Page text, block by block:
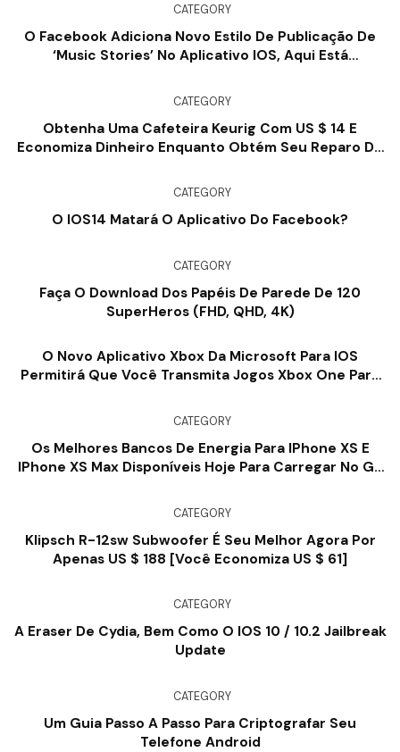
CATEGORY
O Facebook Adiciona Novo Estilo De Publicação De
‘Music Stories’ No Aplicativo IOS, Aqui Está
CATEGORY
Obtenha Uma Cafeteira Keurig Com US $ 14 E
Economiza Dinheiro Enquanto Obtém Seu Reparo De
CATEGORY
O IOS14 Matará O Aplicativo Do Facebook?
CATEGORY
Faça O Download Dos Papéis De Parede De 120
SuperHeros (FHD, QHD, 4K)
O Novo Aplicativo Xbox Da Microsoft Para IOS
Permitirá Que Você Transmita Jogos Xbox One Para
CATEGORY
Os Melhores Bancos De Energia Para IPhone XS E
IPhone XS Max Disponíveis Hoje Para Carregar No Go
CATEGORY
Klipsch R-12sw Subwoofer É Seu Melhor Agora Por
Apenas US $ 188 [você Economiza US $ 61]
CATEGORY
A Eraser De Cydia, Bem Como O IOS 10 / 10.2 Jailbreak
Update
CATEGORY
Um Guia Passo A Passo Para Criptografar Seu
Telefone Android